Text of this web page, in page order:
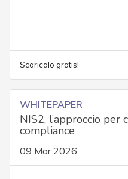
Scaricalo gratis!
WHITEPAPER
NIS2, l’approccio
compliance
09 Mar 2026